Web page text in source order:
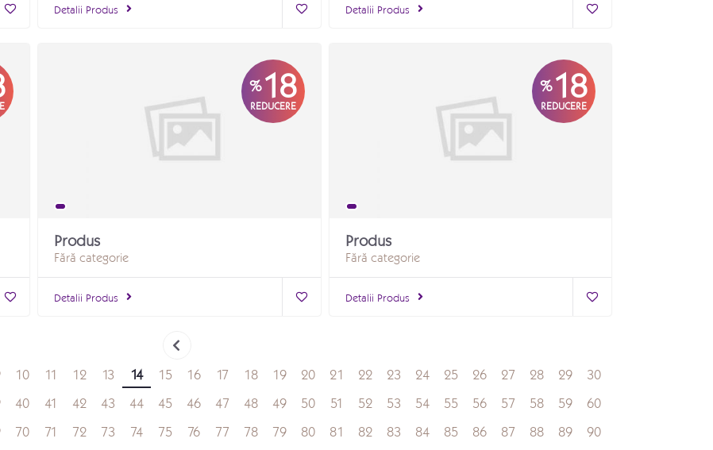
Detalii Produs Detalii Produs
%18
REDUCERE
Produs
Fără categorie
Detalii Produs
%18
REDUCERE
Produs
Fără categorie
Detalii Produs
10 11 12 13 14 15 16 17 18 19 20 21 22 23 24 25 26 27 28 29
30
40 41 42 43 44 45 46 47 48 49 50 51 52 53 54 55 56 57 58 59
60
70 71 72 73 74 75 76 77 78 79 80 81 82 83 84 85 86 87 88 89
90